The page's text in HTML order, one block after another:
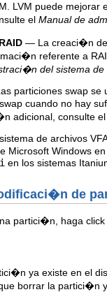
LVM puede
el Manual de
— La creaci�n de
referente a
del sistema de
particiones swap se
cuando no hay
adicional, consulte
de archivos
Microsoft Windows
en los sistemas
de
partici�n, haga
ya existe en el
borrar la partici�n